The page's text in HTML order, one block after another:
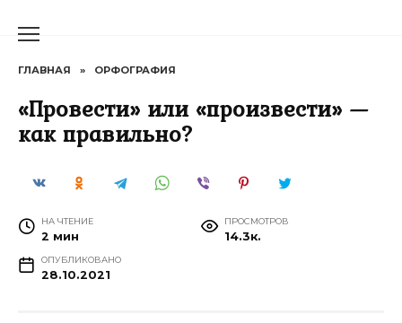
ГЛАВНАЯ » ОРФОГРАФИЯ
«Провести» или «произвести» —
как правильно?
НА ЧТЕНИЕ
2 мин
ПРОСМОТРОВ
14.3к.
ОПУБЛИКОВАНО
28.10.2021